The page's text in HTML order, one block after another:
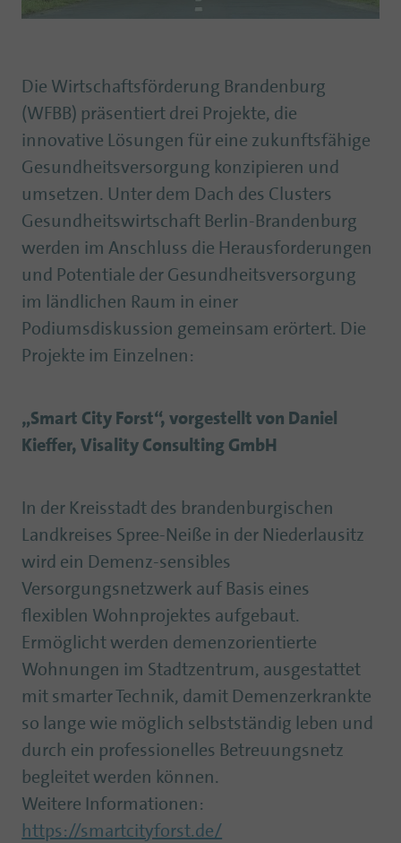
Die Wirtschaftsförderung Brandenburg
(WFBB) präsentiert drei Projekte, die
innovative Lösungen für eine zukunftsfähige
Gesundheitsversorgung konzipieren und
umsetzen. Unter dem Dach des Clusters
Gesundheitswirtschaft Berlin-Brandenburg
werden im Anschluss die Herausforderungen
und Potentiale der Gesundheitsversorgung
im ländlichen Raum in einer
Podiumsdiskussion gemeinsam erörtert. Die
Projekte im Einzelnen:
„Smart City Forst“, vorgestellt von Daniel
Kieffer, Visality Consulting GmbH
In der Kreisstadt des brandenburgischen
Landkreises Spree-Neiße in der Niederlausitz
wird ein Demenz-sensibles
Versorgungsnetzwerk auf Basis eines
flexiblen Wohnprojektes aufgebaut.
Ermöglicht werden demenzorientierte
Wohnungen im Stadtzentrum, ausgestattet
mit smarter Technik, damit Demenzerkrankte
so lange wie möglich selbstständig leben und
durch ein professionelles Betreuungsnetz
begleitet werden können.
Weitere Informationen:
https://smartcityforst.de/